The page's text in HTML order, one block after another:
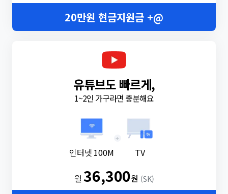
20만원 현금지원금 +@
유튜브도 빠르게,
1~2인 가구라면 충분해요
인터넷 100M
+
TV
월36,300원 (SK)